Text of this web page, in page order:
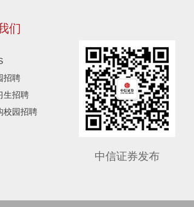
中信证券发布
们
招聘
生招聘
校园招聘